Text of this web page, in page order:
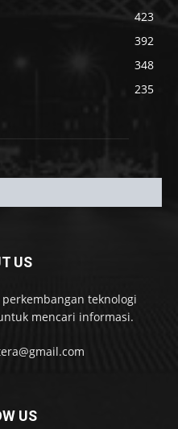
423
392
348
235
US
teknologi
mencari informasi.
US